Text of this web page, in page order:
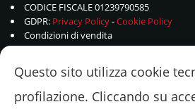
CODICE FISCALE 01239790585
GDPR: Privacy Policy-Cookie Policy
Condizioni di vendita
Questo sito utilizza cookie
profilazione. Cliccando su